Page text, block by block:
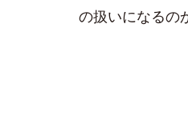
の扱いになるの